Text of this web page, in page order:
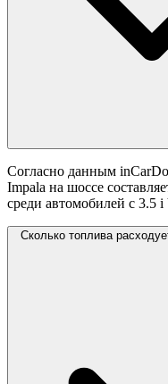
Согласно данным
Impala на шоссе
среди автомобилей с 3.5
Сколько топлива